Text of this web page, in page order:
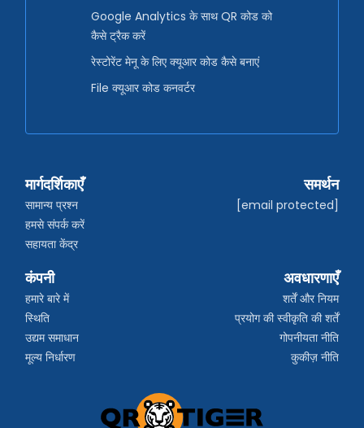
Google Analytics के साथ QR कोड को
कैसे ट्रैक करें
रेस्टोरेंट मेनू के लिए क्यूआर कोड कैसे बनाएं
File क्यूआर कोड कनवर्टर
मार्गदर्शिकाएँ
सामान्य प्रश्न
हमसे संपर्क करें
सहायता केंद्र
समर्थन
[email protected]
कंपनी
हमारे बारे में
स्थिति
उद्यम समाधान
मूल्य निर्धारण
अवधारणाएँ
शर्तें और नियम
प्रयोग की स्वीकृति की शर्तें
गोपनीयता नीति
कुकीज़ नीति